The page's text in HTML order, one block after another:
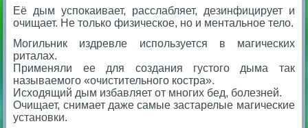
Её дым успокаивает, расслабляет, дезинфицирует и
очищает. Не только физическое, но и ментальное тело.
Могильник издревле используется в магических
риталах.
Применяли ее для создания густого дыма так
называемого «очистительного костра».
Исходящий дым избавляет от многих бед, болезней.
Очищает, снимает даже самые застарелые магические
установки.